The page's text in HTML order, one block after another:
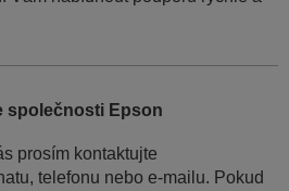
společnosti Epson
prosím kontaktujte
telefonu nebo e-mailu. Pokud